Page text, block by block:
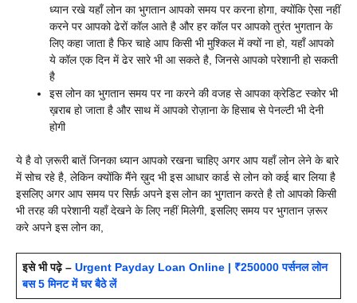
ध्यान रखे यहाँ लोन का भुगतान आपको समय पर करना होगा, क्योंकि ऐसा नहीं
करने पर आपको ढेरों कॉल आते है और हर कॉल पर आपको तुरंत भुगतान के
लिए कहा जाता है फिर चाहे आप किसी भी मुश्किल में क्यों ना हो, यहाँ आपको
ये कॉल एक दिन में ढेर सारे भी आ सकते है, जिनसे आपको परेशानी हो सकती
है
इस लोन का भुगतान समय पर ना करने की वजह से आपका क्रेडिट स्कोर भी
ख़राब हो जाता है और साथ में आपको रोज़ाना के हिसाब से पेनल्टी भी देनी
होगी
ये है वो ज़रूरी बातें जिनका ध्यान आपको रखना चाहिए अगर आप यहाँ लोन लेने के बारे
में सोच रहे है, लेकिन क्योंकि मैंने ख़ुद भी इस आधार कार्ड से लोन को कई बार लिया है
इसलिए अगर आप समय पर सिर्फ़ अपने इस लोन का भुगतान करते है तो आपको किसी
भी तरह की परेशानी यहाँ देखने के लिए नहीं मिलेगी, इसलिए समय पर भुगतान ज़रूर
करे अपने इस लोन का,
इसे भी पढ़े – Urgent Payday Loan Online | ₹250000 पर्सनल लोन
बस 5 मिनट में घर बैठे लें